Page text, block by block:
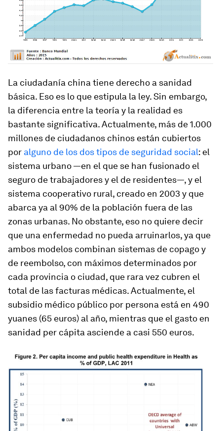
La ciudadanía china tiene derecho a sanidad
básica. Eso es lo que estipula la ley. Sin embargo,
la diferencia entre la teoría y la realidad es
bastante significativa. Actualmente, más de 1.000
millones de ciudadanos chinos están cubiertos
por alguno de los dos tipos de seguridad social: el
sistema urbano —en el que se han fusionado el
seguro de trabajadores y el de residentes—, y el
sistema cooperativo rural, creado en 2003 y que
abarca ya al 90% de la población fuera de las
zonas urbanas. No obstante, eso no quiere decir
que una enfermedad no pueda arruinarlos, ya que
ambos modelos combinan sistemas de copago y
de reembolso, con máximos determinados por
cada provincia o ciudad, que rara vez cubren el
total de las facturas médicas. Actualmente, el
subsidio médico público por persona está en 490
yuanes (65 euros) al año, mientras que el gasto en
sanidad per cápita asciende a casi 550 euros.